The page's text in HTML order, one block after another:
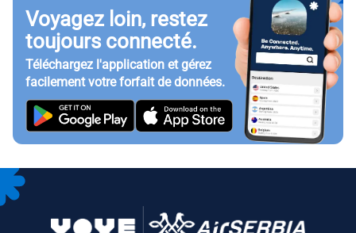
Voyagez loin, restez
toujours connecté.
Téléchargez l'application et gérez
facilement votre forfait de données.